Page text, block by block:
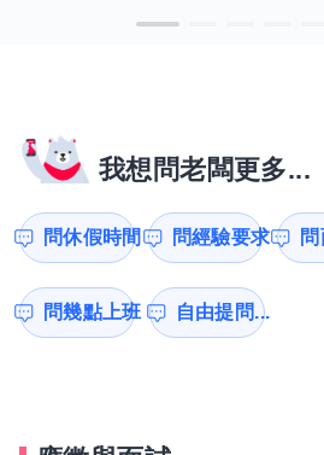
我想問老闆更多...
問休假時間 問經驗要求
問幾點上班 自由提問...